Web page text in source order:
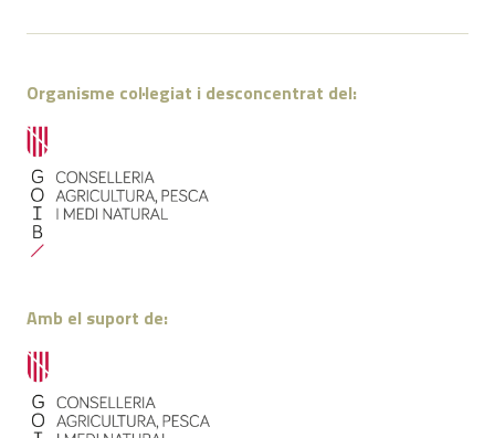
Organisme col·legiat i desconcentrat del:
Amb el suport de: